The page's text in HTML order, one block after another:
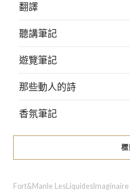
翻譯
聽講筆記
遊覽筆記
那些動人的詩
香氛筆記
Fort&Manle LesLiquidesImaginaire